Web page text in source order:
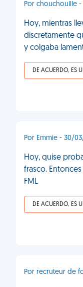
Por chouchouille -
Hoy, mientras
discretamente
y colgaba
DE ACUERDO, ES
Por Emmie - 30/
Hoy, quise
frasco.
FML
DE ACUERDO, ES
Por recruteur de